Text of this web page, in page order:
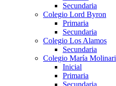
Secundaria
Colegio Lord Byron
Primaria
Secundaria
Colegio Los Alamos
Secundaria
Colegio María Molinari
Inicial
Primaria